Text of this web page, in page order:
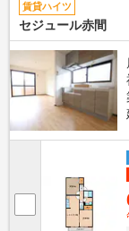
賃貸ハイツ
セジュール赤間